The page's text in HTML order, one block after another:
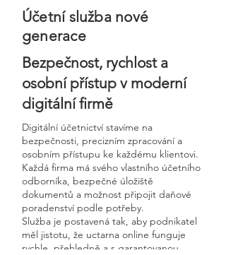
Účetní služba nové
generace
Bezpečnost, rychlost a
osobní přístup v moderní
digitální firmě
Digitální účetnictví stavíme na
bezpečnosti, precizním zpracování a
osobním přístupu ke každému klientovi.
Každá firma má svého vlastního účetního
odborníka, bezpečné úložiště
dokumentů a možnost připojit daňové
poradenství podle potřeby.
Služba je postavená tak, aby podnikatel
měl jistotu, že uctarna online funguje
rychle, přehledně a s garantovanou